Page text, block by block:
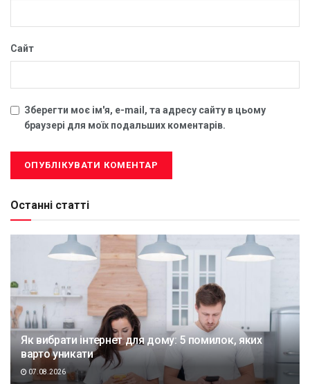
Сайт
Зберегти моє ім'я, e-mail, та адресу сайту в цьому
браузері для моїх подальших коментарів.
Останні статті
Як вибрати інтернет для дому: 5 помилок, яких
варто уникати
07.08.2026